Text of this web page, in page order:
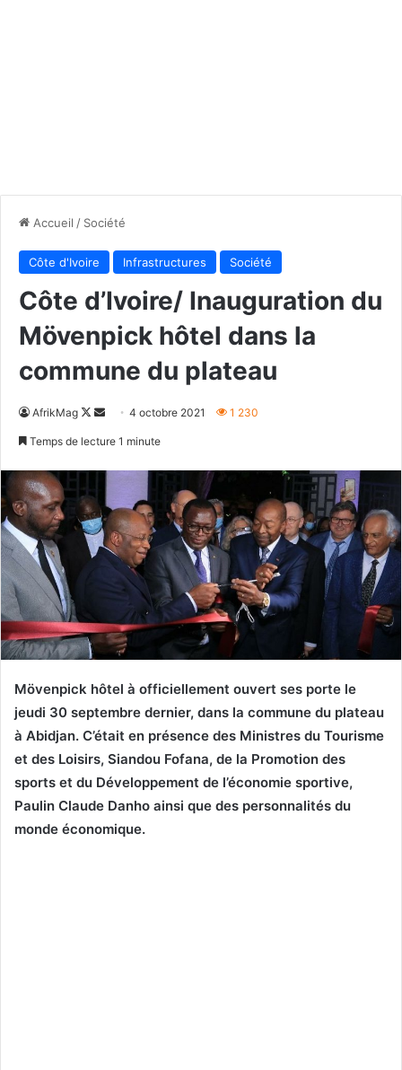
Accueil / Société
Côte d'Ivoire Infrastructures Société
Côte d’Ivoire/ Inauguration du
Mövenpick hôtel dans la
commune du plateau
AfrikMag
Follow
Envoyer4 octobre 2021 1 230
Temps de lecture 1 minute
Mövenpick hôtel à officiellement ouvert ses porte le
jeudi 30 septembre dernier, dans la commune du plateau
à Abidjan. C’était en présence des Ministres du Tourisme
et des Loisirs, Siandou Fofana, de la Promotion des
sports et du Développement de l’économie sportive,
Paulin Claude Danho ainsi que des personnalités du
monde économique.